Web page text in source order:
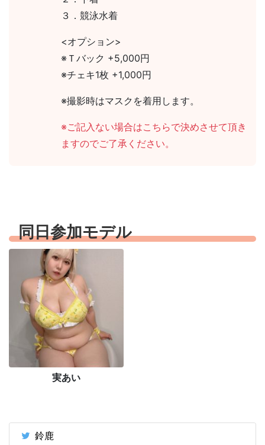
３．競泳水着
<オプション>
※Ｔバック +5,000円
※チェキ1枚 +1,000円
※撮影時はマスクを着用します。
※ご記入ない場合はこちらで決めさせて頂き
ますのでご了承ください。
同日参加モデル
実あい
鈴鹿